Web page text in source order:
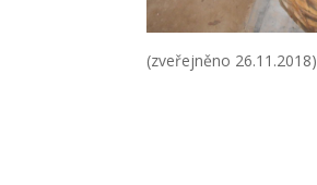
(zveřejněno 26.11.2018)